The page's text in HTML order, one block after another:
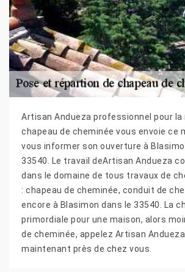
Artisan Andueza professionnel pour la
chapeau de cheminée vous envoie ce
vous informer son ouverture à
33540. Le travail deArtisan Andueza
dans le domaine de tous travaux de
: chapeau de cheminée, conduit de
encore à Blasimon dans le 33540. La
primordiale pour une maison, alors
de cheminée, appelez Artisan
maintenant près de chez vous.